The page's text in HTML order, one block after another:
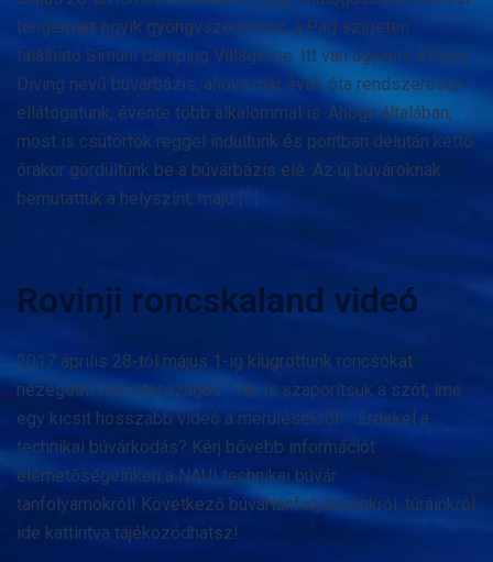
tengerpart egyik gyöngyszeméhez, a Pag szigeten
található Simuni Camping Village-be. Itt van ugyanis a Foka
Diving nevű búvárbázis, ahova már évek óta rendszeresen
ellátogatunk, évente több alkalommal is. Ahogy általában,
most is csütörtök reggel indultunk és pontban délután kettő
órakor gördültünk be a búvárbázis elé. Az új búvároknak
bemutattuk a helyszínt, majd […]
Rovinji roncskaland videó
2017 április 28-tól május 1-ig kiugrottunk roncsokat
nézegetni Horvátországba… Ne is szaporítsuk a szót, íme
egy kicsit hosszabb videó a merülésekről! Érdekel a
technikai búvárkodás? Kérj bővebb információt
elérhetőségeinken a NAUI technikai búvár
tanfolyamokról! Következő búvártanfolyamainkról, túráinkról
ide kattintva tájékozódhatsz!